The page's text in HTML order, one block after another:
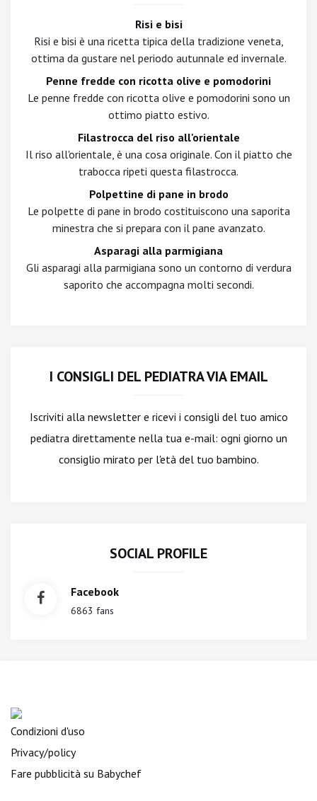
Risi e bisi
Risi e bisi è una ricetta tipica della tradizione veneta,
ottima da gustare nel periodo autunnale ed invernale.
Penne fredde con ricotta olive e pomodorini
Le penne fredde con ricotta olive e pomodorini sono un
ottimo piatto estivo.
Filastrocca del riso all'orientale
Il riso all'orientale, è una cosa originale. Con il piatto che
trabocca ripeti questa filastrocca.
Polpettine di pane in brodo
Le polpette di pane in brodo costituiscono una saporita
minestra che si prepara con il pane avanzato.
Asparagi alla parmigiana
Gli asparagi alla parmigiana sono un contorno di verdura
saporito che accompagna molti secondi.
I CONSIGLI DEL PEDIATRA VIA EMAIL
Iscriviti alla newslettere ricevi i consigli del tuo amico
pediatra direttamente nella tua e-mail: ogni giorno un
consiglio mirato per l'età del tuo bambino.
SOCIAL PROFILE
Facebook
6863 fans
Condizioni d'uso
Privacy/policy
Fare pubblicità su Babychef